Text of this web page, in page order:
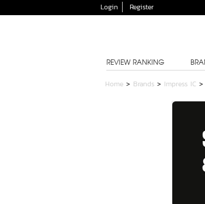
Login Register
REVIEW RANKING
Home > Brands > Impress IC >